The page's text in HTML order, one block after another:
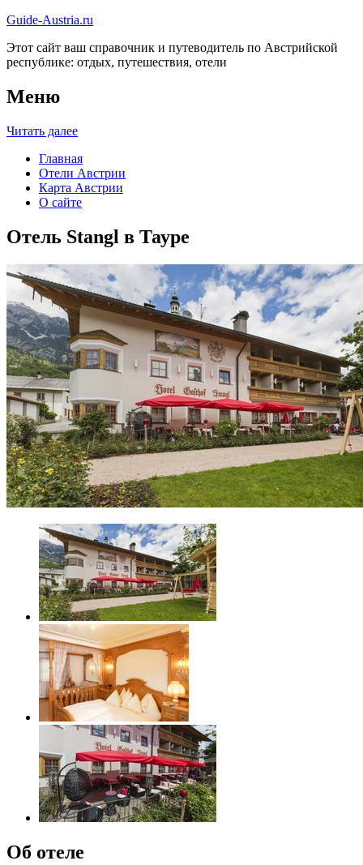
Guide-Austria.ru
Этот сайт ваш справочник и путеводитель по Австрийской
республике: отдых, путешествия, отели
Меню
Читать далее
Главная
Отели Австрии
Карта Австрии
О сайте
Отель Stangl в Тауре
Об отеле